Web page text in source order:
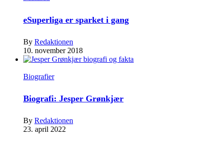
eSuperliga er sparket i gang
By Redaktionen
10. november 2018
Biografier
Biografi: Jesper Grønkjær
By Redaktionen
23. april 2022